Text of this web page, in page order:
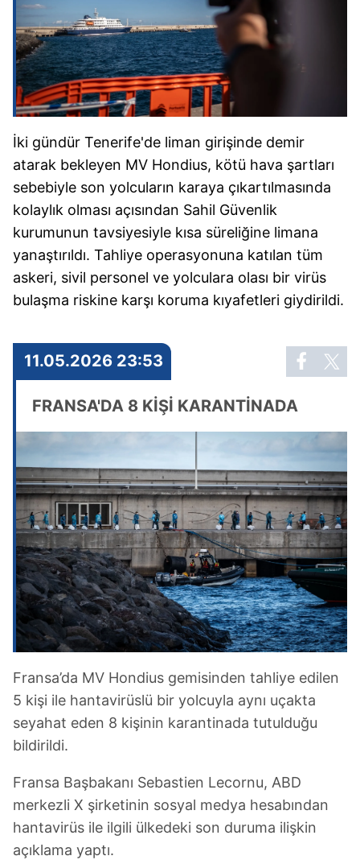
İki gündür Tenerife'de liman girişinde demir
atarak bekleyen MV Hondius, kötü hava şartları
sebebiyle son yolcuların karaya çıkartılmasında
kolaylık olması açısından Sahil Güvenlik
kurumunun tavsiyesiyle kısa süreliğine limana
yanaştırıldı. Tahliye operasyonuna katılan tüm
askeri, sivil personel ve yolculara olası bir virüs
bulaşma riskine karşı koruma kıyafetleri giydirildi.
11.05.2026 23:53
FRANSA'DA 8 KİŞİ KARANTİNADA
Fransa’da MV Hondius gemisinden tahliye edilen
5 kişi ile hantavirüslü bir yolcuyla aynı uçakta
seyahat eden 8 kişinin karantinada tutulduğu
bildirildi.
Fransa Başbakanı Sebastien Lecornu, ABD
merkezli X şirketinin sosyal medya hesabından
hantavirüs ile ilgili ülkedeki son duruma ilişkin
açıklama yaptı.